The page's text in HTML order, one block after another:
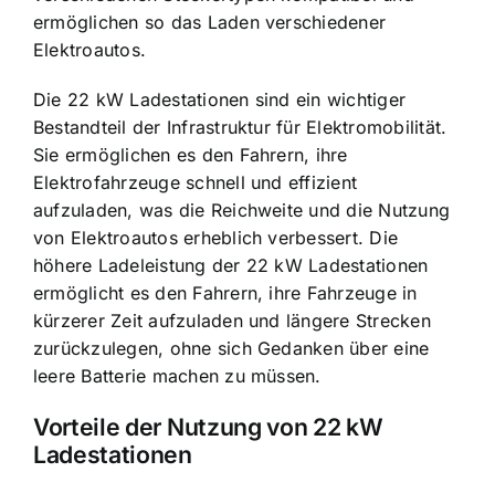
ermöglichen so das Laden verschiedener
Elektroautos.
Die 22 kW Ladestationen sind ein wichtiger
Bestandteil der Infrastruktur für Elektromobilität.
Sie ermöglichen es den Fahrern, ihre
Elektrofahrzeuge schnell und effizient
aufzuladen, was die Reichweite und die Nutzung
von Elektroautos erheblich verbessert. Die
höhere Ladeleistung der 22 kW Ladestationen
ermöglicht es den Fahrern, ihre Fahrzeuge in
kürzerer Zeit aufzuladen und längere Strecken
zurückzulegen, ohne sich Gedanken über eine
leere Batterie machen zu müssen.
Vorteile der Nutzung von 22 kW
Ladestationen